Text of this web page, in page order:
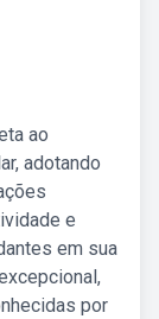
ao
adotando
e
em sua
por